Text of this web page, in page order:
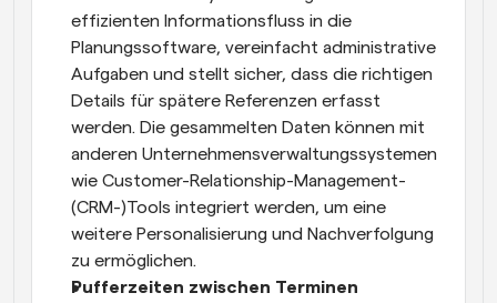
effizienten Informationsfluss in die
Planungssoftware, vereinfacht administrative
Aufgaben und stellt sicher, dass die richtigen
Details für spätere Referenzen erfasst
werden. Die gesammelten Daten können mit
anderen Unternehmensverwaltungssystemen
wie Customer-Relationship-Management-
(CRM-)Tools integriert werden, um eine
weitere Personalisierung und Nachverfolgung
zu ermöglichen.
Pufferzeiten zwischen Terminen